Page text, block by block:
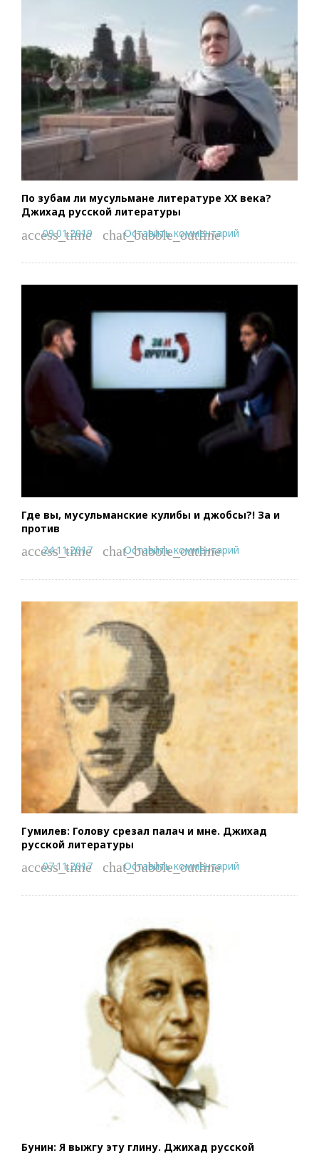
По зубам ли мусульмане литературе XX века?
Джихад русской литературы
access_time
09.01.2019 chat_bubble_outline
Оставить комментарий
Где вы, мусульманские кулибы и джобсы?! За и
против
access_time
24.11.2017 chat_bubble_outline
Оставить комментарий
Гумилев: Голову срезал палач и мне. Джихад
русской литературы
access_time
07.11.2017 chat_bubble_outline
Оставить комментарий
Бунин: Я выжгу эту глину. Джихад русской